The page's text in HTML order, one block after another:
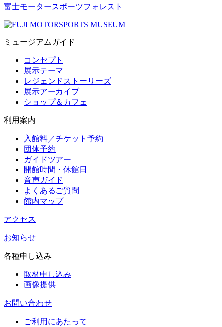
富士モータースポーツフォレスト
ミュージアムガイド
コンセプト
展示テーマ
レジェンドストーリーズ
展示アーカイブ
ショップ＆カフェ
利用案内
入館料／チケット予約
団体予約
ガイドツアー
開館時間・休館日
音声ガイド
よくあるご質問
館内マップ
アクセス
お知らせ
各種申し込み
取材申し込み
画像提供
お問い合わせ
ご利用にあたって